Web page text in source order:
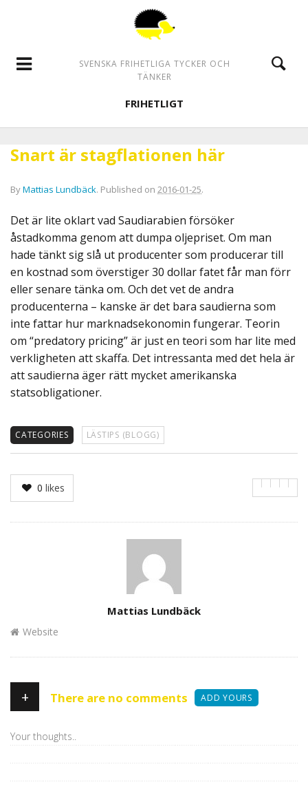
SVENSKA FRIHETLIGA TYCKER OCH
TÄNKER
FRIHETLIGT
Snart är stagflationen här
ByMattias Lundbäck. Published on 2016-01-25.
Det är lite oklart vad Saudiarabien försöker
åstadkomma genom att dumpa oljepriset. Om man
hade tänkt sig slå ut producenter som producerar till
en kostnad som överstiger 30 dollar fatet får man förr
eller senare tänka om. Och det vet de andra
producenterna – kanske är det bara saudierna som
inte fattar hur marknadsekonomin fungerar. Teorin
om “predatory pricing” är just en teori som har lite med
verkligheten att skaffa. Det intressanta med det hela är
att saudierna äger rätt mycket amerikanska
statsobligationer.
CATEGORIES LÄSTIPS (BLOGG)
0 likes
Mattias Lundbäck
Website
+ There are no comments ADD YOURS